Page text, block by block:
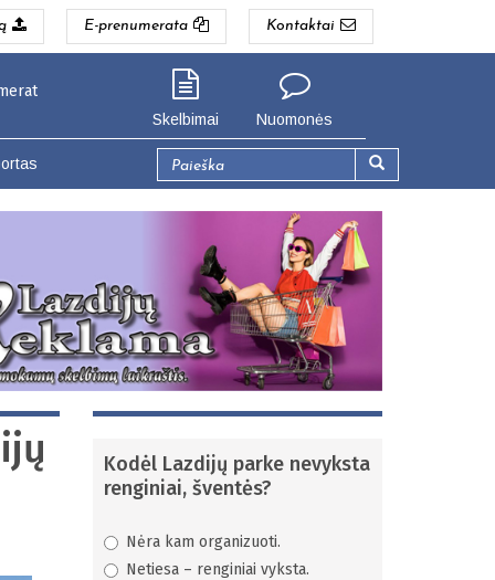
E-prenumerata Kontaktai
Seinų g. 3, Lazdijai (Lazdijų gyventojams).
Skelbimai Nuomonės
Paieškos
forma
Kodėl Lazdijų parke nevyksta
renginiai, šventės?
Nėra kam organizuoti.
Netiesa – renginiai vyksta.